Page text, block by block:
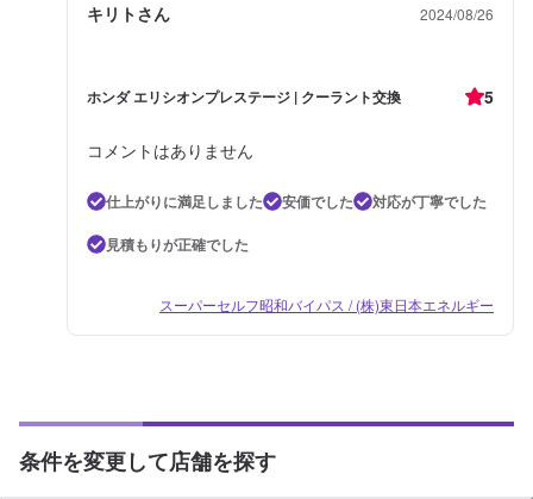
キリトさん 2024/08/26
ホンダ エリシオンプレステージ | クーラント交換 5
コメントはありません
仕上がりに満足しました 安価でした
対応が丁寧でした
見積もりが正確でした
スーパーセルフ昭和バイパス / (株)東日本エネルギー
条件を変更して店舗を探す